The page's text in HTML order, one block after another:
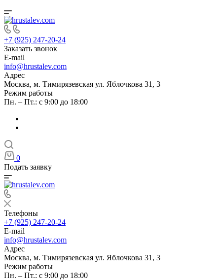
+7 (925) 247-20-24
Заказать звонок
E-mail
info@hrustalev.com
Адрес
Москва, м. Тимирязевская ул. Яблочкова 31, 3
Режим работы
Пн. – Пт.: с 9:00 до 18:00
0
Подать заявку
Телефоны
+7 (925) 247-20-24
E-mail
info@hrustalev.com
Адрес
Москва, м. Тимирязевская ул. Яблочкова 31, 3
Режим работы
Пн. – Пт.: с 9:00 до 18:00